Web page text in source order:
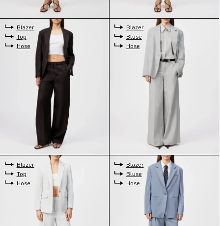
Blazer
Top
Hose
Blazer
Bluse
Hose
Blazer
Top
Hose
Blazer
Bluse
Hose